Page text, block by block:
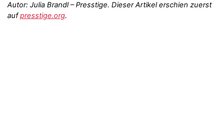
Autor: Julia Brandl – Presstige. Dieser Artikel erschien zuerst
aufpresstige.org.